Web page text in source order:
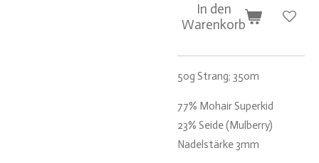
In den
Warenkorb
50g Strang; 350m
77% Mohair Superkid
23% Seide (Mulberry)
Nadelstärke 3mm